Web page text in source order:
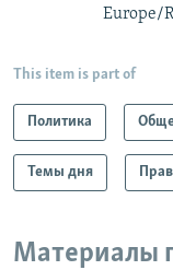
Europe/
This item is part of
Политика
Темы дня
Материалы